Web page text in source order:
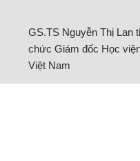
GS.TS Nguyễn Thị Lan
chức Giám đốc Học
Việt Nam